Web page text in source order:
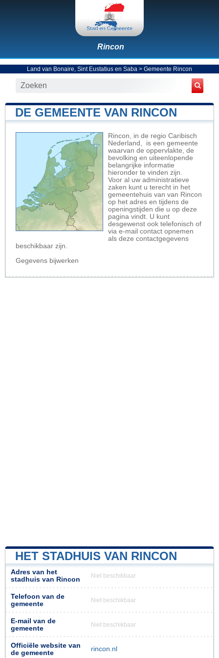
Rincon
Land van Bonaire, Sint Eustatius en Saba > Gemeente Rincon
DE GEMEENTE VAN RINCON
Rincon, in de regio Caribisch
Nederland, is een gemeente
waarvan de oppervlakte, de
bevolking en uiteenlopende
belangrijke informatie
hieronder te vinden zijn.
Voor al uw administratieve
zaken kunt u terecht in het
gemeentehuis van van Rincon
op het adres en tijdens de
openingstijden die u op deze
pagina vindt. U kunt
desgewenst ook telefonisch of
via e-mail contact opnemen
als deze contactgegevens
beschikbaar zijn.
Gegevens bijwerken
HET STADHUIS VAN RINCON
Adres van het
stadhuis van Rincon
Niet beschikbaar
Telefoon van de
gemeente
Niet beschikbaar
E-mail van de
gemeente
Niet beschikbaar
Officiële website van
de gemeente
rincon.nl